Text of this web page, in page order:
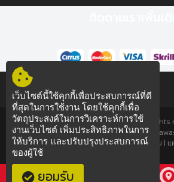
© 2019 TTSPEED.COM All
มอเตอร์ไซค์| มอเตอร์ไซค์มือสอง| Honda
About Us|Privacy Policy|โอนเงิน |
เว็บไซต์นี้ใช้คุกกี้เพื่อประสบการณ์ที่ดี
ที่สุดในการใช้งาน โดยใช้คุกกี้เพื่อ
วัตถุประสงค์ในการวิเคราะห์การใช้
งานเว็บไซต์ เพิ่มประสิทธิภาพในการ
ให้บริการ และปรับปรุงประสบการณ์
ของผู้ใช้
ยอมรับ